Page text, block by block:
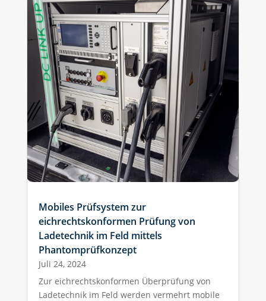
Mobiles Prüfsystem zur
eichrechtskonformen Prüfung von
Ladetechnik im Feld mittels
Phantomprüfkonzept
Juli 24, 2024
Zur eichrechtskonformen Überprüfung von
Ladetechnik im Feld werden vermehrt mobile